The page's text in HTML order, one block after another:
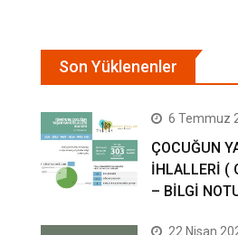
Son Yüklenenler
6 Temmuz
ÇOCUĞUN
İHLALLERİ (
– BİLGİ
22 Nisan